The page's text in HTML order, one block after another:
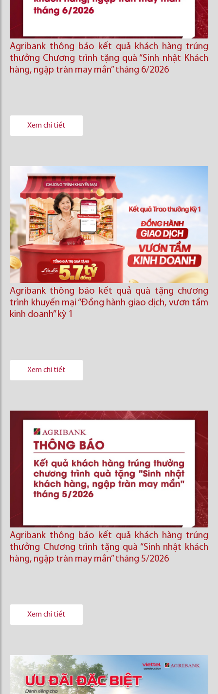
Agribank thông báo kết quả khách hàng trúng
thưởng Chương trình tặng quà “Sinh nhật Khách
hàng, ngập tràn may mắn” tháng 6/2026
Xem chi tiết
Agribank thông báo kết quả quà tặng chương
trình khuyến mại “Đồng hành giao dịch, vươn tầm
kinh doanh’’ kỳ 1
Xem chi tiết
Agribank thông báo kết quả khách hàng trúng
thưởng Chương trình tặng quà “Sinh nhật khách
hàng, ngập tràn may mắn” tháng 5/2026
Xem chi tiết